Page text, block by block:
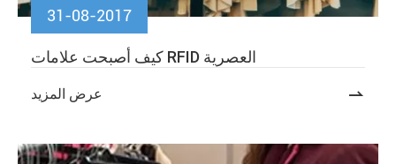
31-08-2017
كيف أصبحت علامات RFID العصرية
عرض المزيد 